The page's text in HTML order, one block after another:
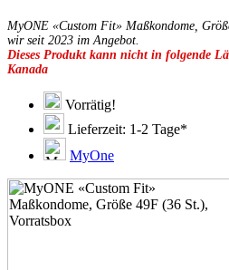
49D
49E
49G
51C
51D
51E
51F
51G
51H
53D
53E
53F
MyONE «Custom Fit» Maßkondome,
wir seit 2023 im Angebot.
Dieses Produkt kann nicht in folgende
Kanada
Vorrätig!
Lieferzeit: 1-2 Tage*
MyOne